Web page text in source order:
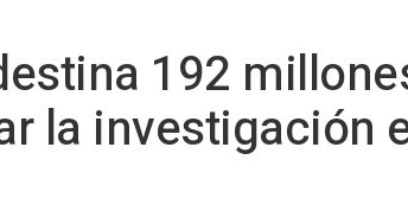
192
la investigación